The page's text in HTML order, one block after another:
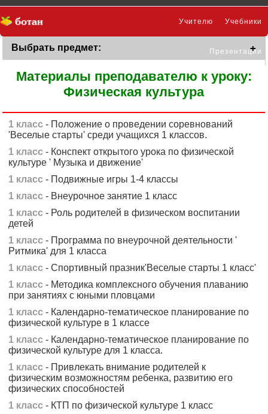
Учебники
Учителю
Презентации
Выбрать предмет:
Материалы преподавателю к уроку:
Физическая культура
1 класс - Положение о проведении соревнований
'Веселые старты' среди учащихся 1 классов.
1 класс - Конспект открытого урока по физической
культуре ' Музыка и движение'
1 класс - Подвижные игры 1-4 классы
1 класс - Внеурочное занятие 1 класс
1 класс - Роль родителей в физическом воспитании
детей
1 класс - Программа по внеурочной деятельности '
Ритмика' для 1 класса
1 класс - Спортивный празник'Веселые старты 1 класс'
1 класс - Методика комплексного обучения плаванию
при занятиях с юными пловцами
1 класс - Календарно-тематическое планирование по
физической культуре в 1 классе
1 класс - Календарно-тематическое планирование по
физической культуре для 1 класса.
1 класс - Привлекать внимание родителей к
физическим возможностям ребенка, развитию его
физических способностей
1 класс - КТП по физической культуре 1 класс